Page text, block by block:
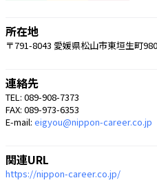
所在地
〒791-8043 愛媛県松山市東垣生町
連絡先
TEL: 089-908-7373
FAX: 089-973-6353
E-mail: eigyou@nippon-career.co.jp
関連URL
https://nippon-career.co.jp/